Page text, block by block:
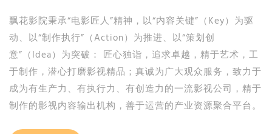
飘花影院秉承“电影匠人”精神，以“内容关键”（Key）为驱
动、以“制作执行”（Action）为推进、以“策划创
意”（Idea）为突破： 匠心独诣，追求卓越，精于艺术，工
于制作，潜心打磨影视精品；真诚为广大观众服务，致力于
成为有生产力、有执行力、有创造力的一流影视公司，精于
制作的影视内容输出机构，善于运营的产业资源聚合平台。